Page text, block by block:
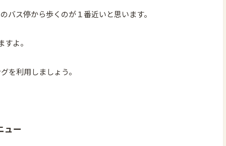
のバス停から歩くのが１番近いと思います。
よ。
を利用しましょう。
ュー